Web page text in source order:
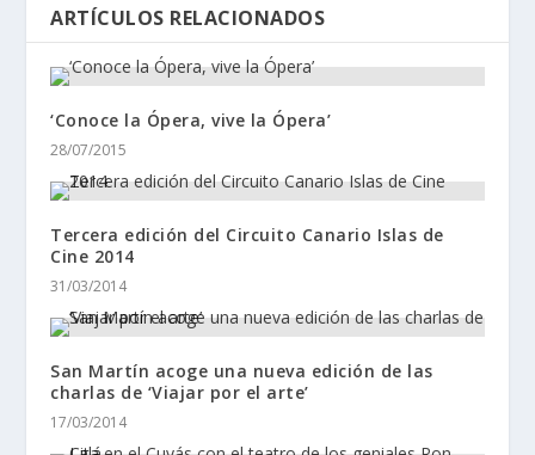
ARTÍCULOS RELACIONADOS
‘Conoce la Ópera, vive la Ópera’
28/07/2015
Tercera edición del Circuito Canario Islas de
Cine 2014
31/03/2014
San Martín acoge una nueva edición de las
charlas de ‘Viajar por el arte’
17/03/2014